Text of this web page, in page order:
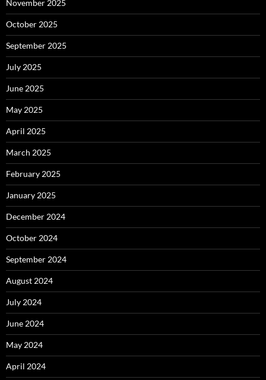
November 2025
October 2025
September 2025
July 2025
June 2025
May 2025
April 2025
March 2025
February 2025
January 2025
December 2024
October 2024
September 2024
August 2024
July 2024
June 2024
May 2024
April 2024